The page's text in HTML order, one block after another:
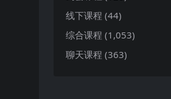
线下课程 (44)
综合课程 (1,053)
聊天课程 (363)